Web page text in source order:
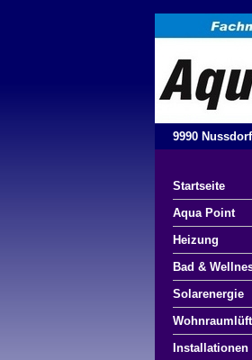
9990
Startseite
Aqua Point
Heizung
Bad &
Solarenergie
Installationen